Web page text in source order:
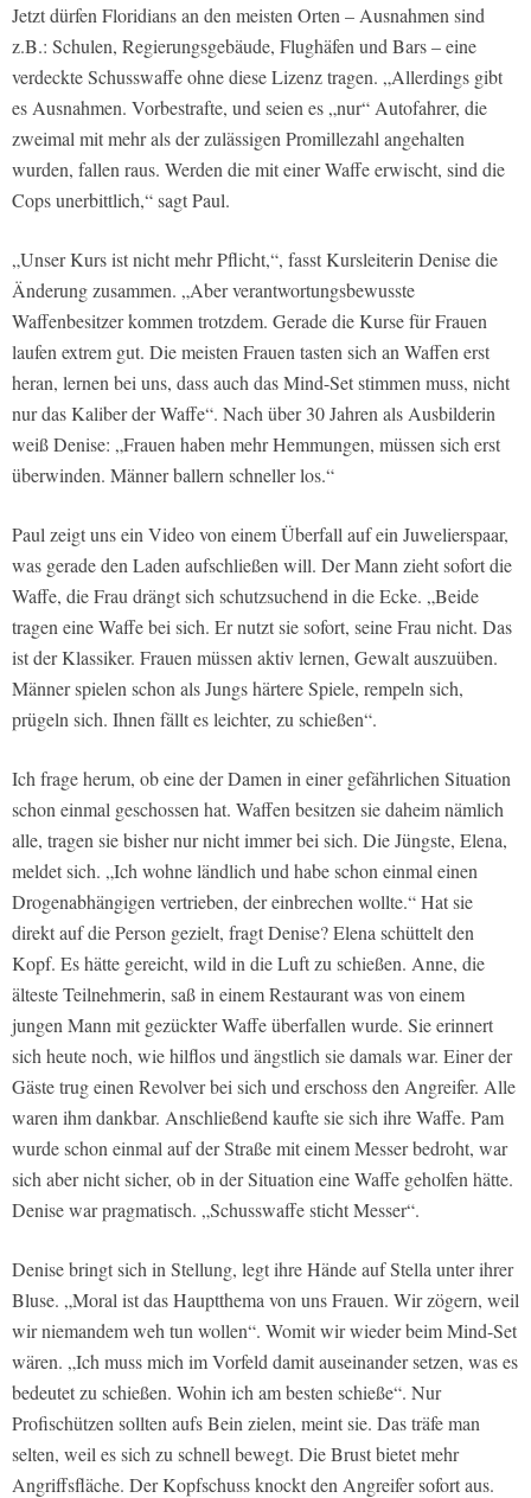
Jetzt dürfen Floridians an den meisten Orten – Ausnahmen sind
z.B.: Schulen, Regierungsgebäude, Flughäfen und Bars – eine
verdeckte Schusswaffe ohne diese Lizenz tragen. „Allerdings gibt
es Ausnahmen. Vorbestrafte, und seien es „nur“ Autofahrer, die
zweimal mit mehr als der zulässigen Promillezahl angehalten
wurden, fallen raus. Werden die mit einer Waffe erwischt, sind die
Cops unerbittlich,“ sagt Paul.
„Unser Kurs ist nicht mehr Pflicht,“, fasst Kursleiterin Denise die
Änderung zusammen. „Aber verantwortungsbewusste
Waffenbesitzer kommen trotzdem. Gerade die Kurse für Frauen
laufen extrem gut. Die meisten Frauen tasten sich an Waffen erst
heran, lernen bei uns, dass auch das Mind-Set stimmen muss, nicht
nur das Kaliber der Waffe“. Nach über 30 Jahren als Ausbilderin
weiß Denise: „Frauen haben mehr Hemmungen, müssen sich erst
überwinden. Männer ballern schneller los.“
Paul zeigt uns ein Video von einem Überfall auf ein Juwelierspaar,
was gerade den Laden aufschließen will. Der Mann zieht sofort die
Waffe, die Frau drängt sich schutzsuchend in die Ecke. „Beide
tragen eine Waffe bei sich. Er nutzt sie sofort, seine Frau nicht. Das
ist der Klassiker. Frauen müssen aktiv lernen, Gewalt auszuüben.
Männer spielen schon als Jungs härtere Spiele, rempeln sich,
prügeln sich. Ihnen fällt es leichter, zu schießen“.
Ich frage herum, ob eine der Damen in einer gefährlichen Situation
schon einmal geschossen hat. Waffen besitzen sie daheim nämlich
alle, tragen sie bisher nur nicht immer bei sich. Die Jüngste, Elena,
meldet sich. „Ich wohne ländlich und habe schon einmal einen
Drogenabhängigen vertrieben, der einbrechen wollte.“ Hat sie
direkt auf die Person gezielt, fragt Denise? Elena schüttelt den
Kopf. Es hätte gereicht, wild in die Luft zu schießen. Anne, die
älteste Teilnehmerin, saß in einem Restaurant was von einem
jungen Mann mit gezückter Waffe überfallen wurde. Sie erinnert
sich heute noch, wie hilflos und ängstlich sie damals war. Einer der
Gäste trug einen Revolver bei sich und erschoss den Angreifer. Alle
waren ihm dankbar. Anschließend kaufte sie sich ihre Waffe. Pam
wurde schon einmal auf der Straße mit einem Messer bedroht, war
sich aber nicht sicher, ob in der Situation eine Waffe geholfen hätte.
Denise war pragmatisch. „Schusswaffe sticht Messer“.
Denise bringt sich in Stellung, legt ihre Hände auf Stella unter ihrer
Bluse. „Moral ist das Hauptthema von uns Frauen. Wir zögern, weil
wir niemandem weh tun wollen“. Womit wir wieder beim Mind-Set
wären. „Ich muss mich im Vorfeld damit auseinander setzen, was es
bedeutet zu schießen. Wohin ich am besten schieße“. Nur
Profischützen sollten aufs Bein zielen, meint sie. Das träfe man
selten, weil es sich zu schnell bewegt. Die Brust bietet mehr
Angriffsfläche. Der Kopfschuss knockt den Angreifer sofort aus.